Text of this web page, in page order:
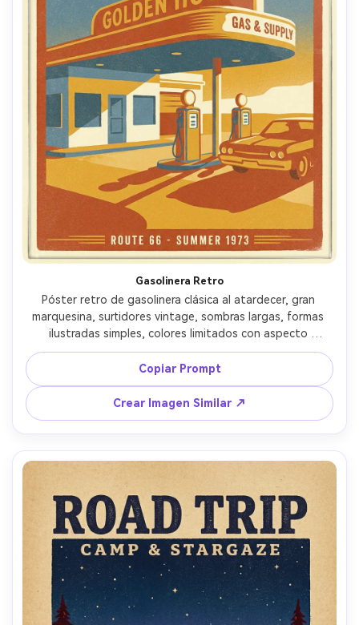
Gasolinera Retro
Póster retro de gasolinera clásica al atardecer, gran
marquesina, surtidores vintage, sombras largas, formas
ilustradas simples, colores limitados con aspecto
desgastado al sol, textura granulada de serigrafía,
tipografía llamativa arriba y pie pequeño para ruta y
fecha, marco limpio y borde, lente de 85mm, poca
profundidad de campo --ar 4:5
Copiar Prompt
Crear Imagen Similar ↗